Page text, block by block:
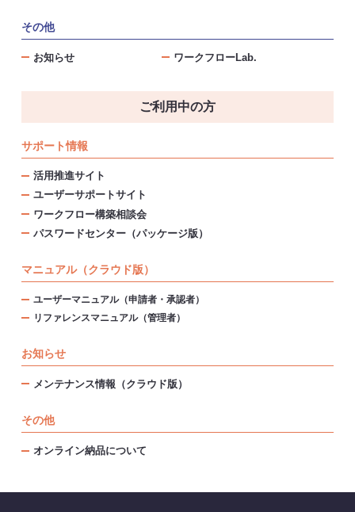
その他
お知らせ ワークフローLab.
ご利用中の方
サポート情報
活用推進サイト
ユーザーサポートサイト
ワークフロー構築相談会
パスワードセンター（パッケージ版）
マニュアル（クラウド版）
ユーザーマニュアル（申請者・承認者）
リファレンスマニュアル（管理者）
お知らせ
メンテナンス情報（クラウド版）
その他
オンライン納品について